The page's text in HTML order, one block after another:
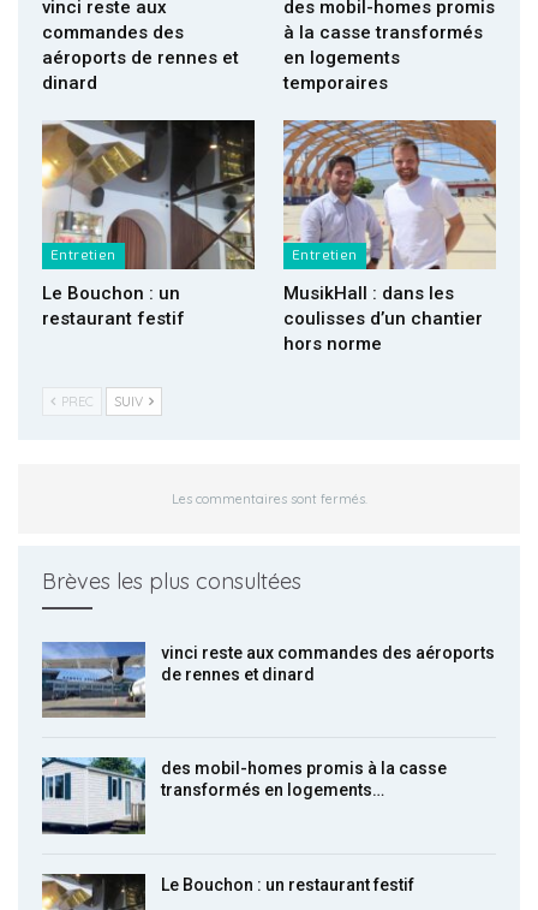
vinci reste aux
commandes des
aéroports de rennes et
dinard
des mobil-homes promis
à la casse transformés
en logements
temporaires
Entretien
Le Bouchon : un
restaurant festif
Entretien
MusikHall : dans les
coulisses d’un chantier
hors norme
PREC SUIV
Les commentaires sont fermés.
Brèves les plus consultées
vinci reste aux commandes des aéroports
de rennes et dinard
des mobil-homes promis à la casse
transformés en logements…
Le Bouchon : un restaurant festif